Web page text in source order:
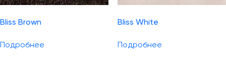
Bliss Brown
Подробнее
Bliss White
Подробнее